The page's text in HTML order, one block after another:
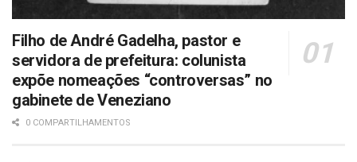
Filho de André Gadelha, pastor e
servidora de prefeitura: colunista
expõe nomeações “controversas” no
gabinete de Veneziano
0 COMPARTILHAMENTOS